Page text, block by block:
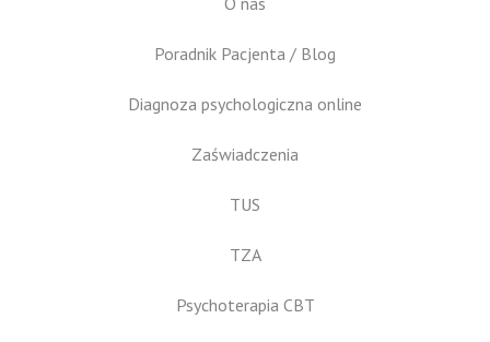
Poradnik Pacjenta / Blog
Diagnoza psychologiczna online
Zaświadczenia
TUS
TZA
Psychoterapia CBT